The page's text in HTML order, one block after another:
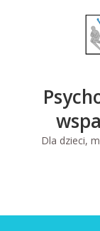
Dla dzieci,